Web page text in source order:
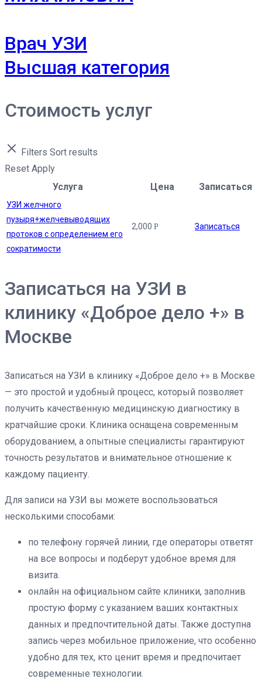
Врач УЗИ
Высшая категория
Стоимость услуг
Filters Sort results
Reset Apply
Услуга
Цена Записаться
УЗИ желчного
пузыря+желчевыводящих
протоков с определением его
сократимости
2,000 Р Записаться
Записаться на УЗИ в
клинику «Доброе дело +» в
Москве
Записаться на УЗИ в клинику «Доброе дело +» в Москве
— это простой и удобный процесс, который позволяет
получить качественную медицинскую диагностику в
кратчайшие сроки. Клиника оснащена современным
оборудованием, а опытные специалисты гарантируют
точность результатов и внимательное отношение к
каждому пациенту.
Для записи на УЗИ вы можете воспользоваться
несколькими способами:
по телефону горячей линии, где операторы ответят
на все вопросы и подберут удобное время для
визита.
онлайн на официальном сайте клиники, заполнив
простую форму с указанием ваших контактных
данных и предпочтительной даты. Также доступна
запись через мобильное приложение, что особенно
удобно для тех, кто ценит время и предпочитает
современные технологии.